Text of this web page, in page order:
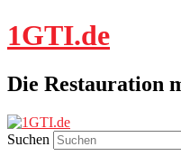
1GTI.de
Die Restauration
Suchen